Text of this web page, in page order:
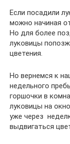
Если посадили
можно начиная
Но для более
луковицы
цветения.
Но вернемся к
недельного
горшочки в
луковицы на
уже через
выдвигаться